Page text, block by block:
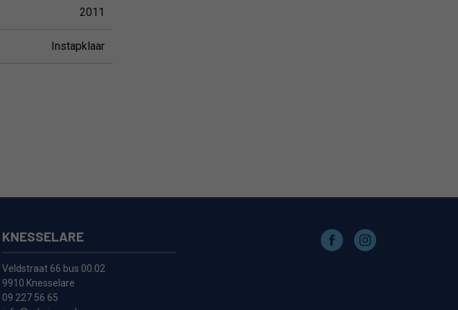
2011
Instapklaar
KNESSELARE
Veldstraat 66 bus 00.02
9910 Knesselare
09 227 56 65